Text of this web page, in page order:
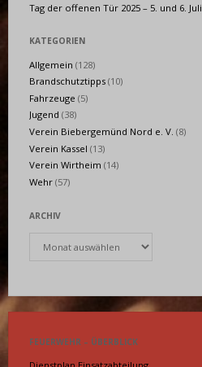
Tag der offenen Tür 2025 – 5. und 6. Juli
KATEGORIEN
Allgemein (128)
Brandschutztipps (10)
Fahrzeuge (5)
Jugend (38)
Verein Biebergemünd Nord e. V. (8)
Verein Kassel (13)
Verein Wirtheim (14)
Wehr (57)
ARCHIV
FEUERWEHR – ÜBERBLICK